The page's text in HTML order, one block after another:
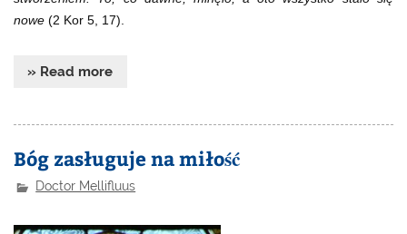
nowe (2 Kor 5, 17).
» Read more
Bóg zasługuje na miłość
Doctor Mellifluus